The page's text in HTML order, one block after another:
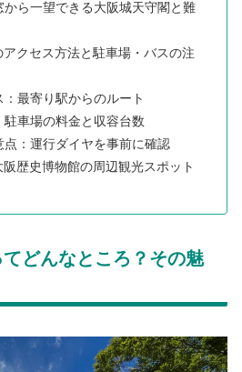
から一望できる大阪城天守閣と難
クセス方法と駐車場・バスの注
最寄り駅からのルート
車場の料金と収容台数
：運行ダイヤを事前に確認
歴史博物館の周辺観光スポット
どんなところ？その魅